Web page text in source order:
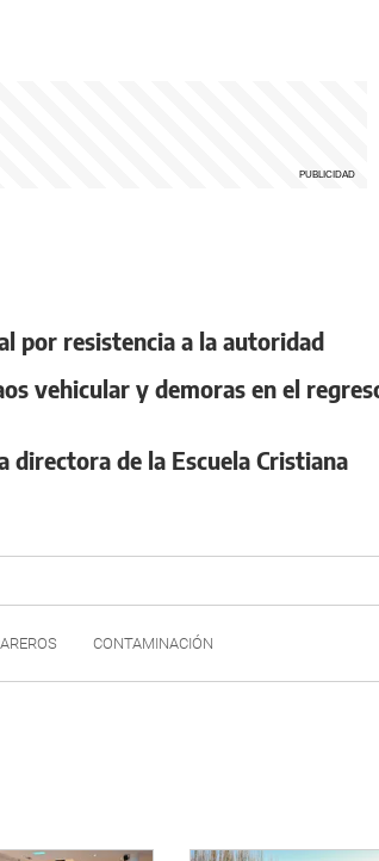
por resistencia a la autoridad
vehicular y demoras en el
de la Escuela Cristiana
CONTAMINACIÓN